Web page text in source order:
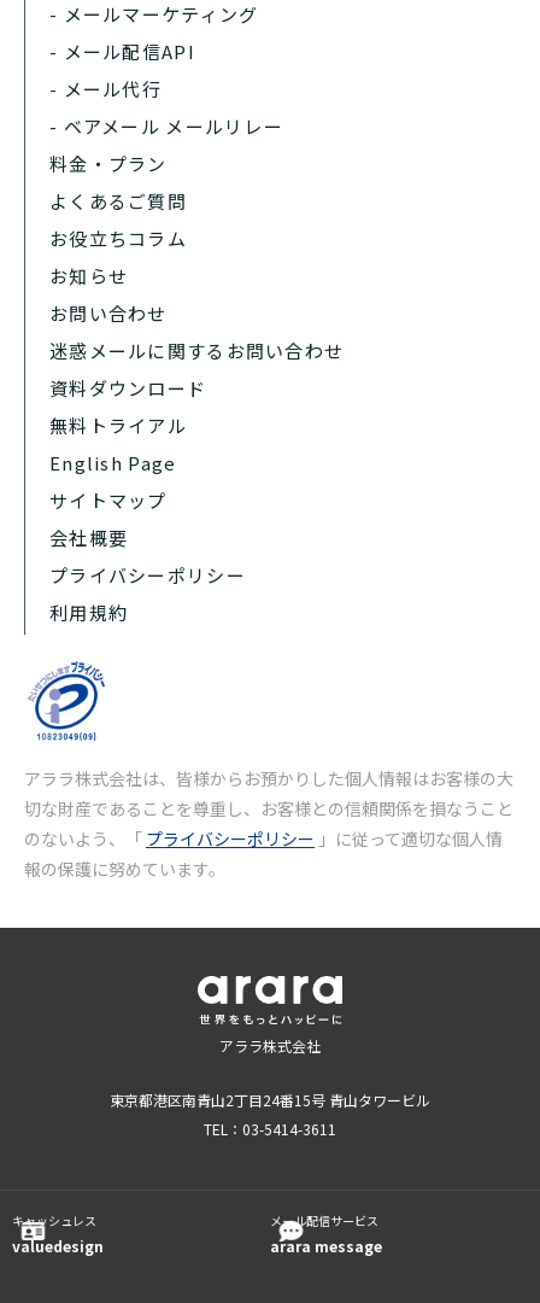
- メールマーケティング
- メール配信API
- メール代行
- ベアメール メールリレー
料金・プラン
よくあるご質問
お役立ちコラム
お知らせ
お問い合わせ
迷惑メールに関するお問い合わせ
資料ダウンロード
無料トライアル
English Page
サイトマップ
会社概要
プライバシーポリシー
利用規約
アララ株式会社は、皆様からお預かりした個人情報はお客様の大
切な財産であることを尊重し、お客様との信頼関係を損なうこと
のないよう、「 プライバシーポリシー 」に従って適切な個人情
報の保護に努めています。
アララ株式会社
東京都港区南青山2丁目24番15号 青山タワービル
TEL：03-5414-3611
キャッシュレス
valuedesign
メール配信サービス
arara message